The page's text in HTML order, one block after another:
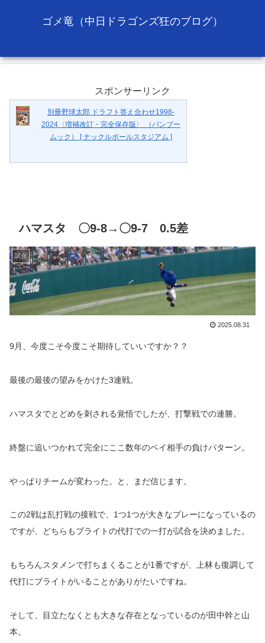
ゴメ竜（中日ドラゴンズ狂のブログ）
スポンサーリンク
別冊野球太郎 ドラフト答え合わせ1998-
2024〈増補改訂・完全保存版〉 （バンブー
ムック） [ ナックルボールスタジアム ]
ハマスタ 〇9-8→〇9-7 0.5差
試合
2025.08.31
9月、今度こそ今度こそ期待していいですか？？
最後の最後の望みをかけた3連戦。
ハマスタでとどめを刺される覚悟でしたが、打撃戦での連勝。
終盤に追いつかれて完全にここ数年のベイ相手の負けパターン。
やっぱりチームが変わった。と、まだ信じます。
この2戦は乱打戦の接戦で、1つ1つが大きなプレーになっているの
ですが、どちらもブライトの代打での一打が試合を決めました。
もちろんスタメンで打ちまくることが1番ですが、上林も復調して
代打にブライトがいることがありがたいですね。
そして、目立たなくとも大きな存在となっているのが田中幹と山
本。